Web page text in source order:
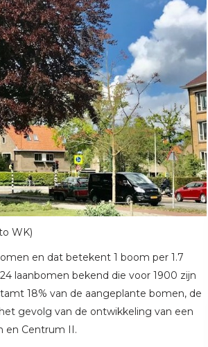
WK)
en dat betekent 1 boom per 1.7
laanbomen bekend die voor 1900 zijn
18% van de aangeplante bomen, de
gevolg van de ontwikkeling van een
en Centrum II.